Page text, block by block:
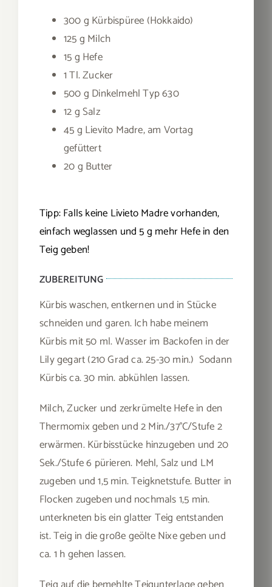
300 g Kürbispüree (Hokkaido)
125 g Milch
15 g Hefe
1 Tl. Zucker
500 g Dinkelmehl Typ 630
12 g Salz
45 g Lievito Madre, am Vortag
gefüttert
20 g Butter
Tipp: Falls keine Livieto Madre vorhanden,
einfach weglassen und 5 g mehr Hefe in den
Teig geben!
ZUBEREITUNG
Kürbis waschen, entkernen und in Stücke
schneiden und garen. Ich habe meinem
Kürbis mit 50 ml. Wasser im Backofen in der
Lily gegart (210 Grad ca. 25-30 min.) Sodann
Kürbis ca. 30 min. abkühlen lassen.
Milch, Zucker und zerkrümelte Hefe in den
Thermomix geben und 2 Min./37°C/Stufe 2
erwärmen. Kürbisstücke hinzugeben und 20
Sek./Stufe 6 pürieren. Mehl, Salz und LM
zugeben und 1,5 min. Teigknetstufe. Butter in
Flocken zugeben und nochmals 1,5 min.
unterkneten bis ein glatter Teig entstanden
ist. Teig in die große geölte Nixe geben und
ca. 1 h gehen lassen.